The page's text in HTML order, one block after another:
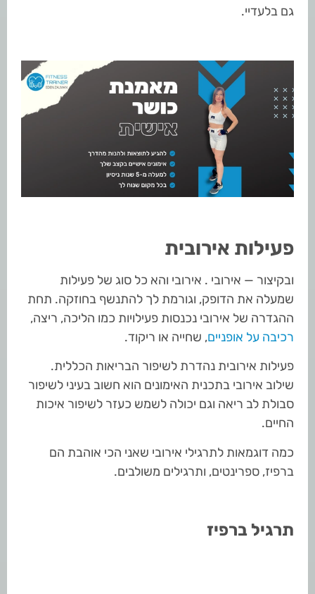
גם בלעדיי.
פעילות אירובית
ובקיצור — אירובי . אירובי והא כל סוג של פעילות
שמעלה את הדופק, וגורמת לך להתנשף בחוזקה. תחת
ההגדרה של אירובי נכנסות פעילויות כמו הליכה, ריצה,
רכיבה על אופניים, שחייה או ריקוד.
פעילות אירובית נהדרת לשיפור הבריאות הכללית.
שילוב אירובי בתכנית האימונים הוא חשוב בעיני לשיפור
סבולת לב ריאה וגם יכולה לשמש כעזר לשיפור איכות
החיים.
כמה דוגמאות לתרגילי אירובי שאני הכי אוהבת הם
ברפיז, ספרינטים, ותרגילים משולבים.
תרגיל ברפיז